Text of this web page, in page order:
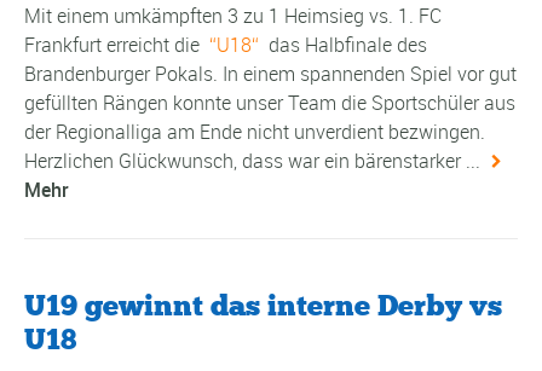
Mit einem umkämpften 3 zu 1 Heimsieg vs. 1. FC
Frankfurt erreicht die
U18
das Halbfinale des
Brandenburger Pokals. In einem spannenden Spiel vor gut
gefüllten Rängen konnte unser Team die Sportschüler aus
der Regionalliga am Ende nicht unverdient bezwingen.
Herzlichen Glückwunsch, dass war ein bärenstarker ...
Mehr
U19 gewinnt das interne Derby vs
U18